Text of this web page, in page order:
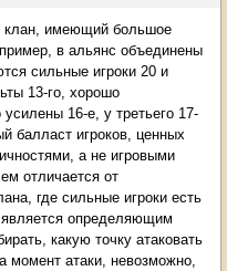
клан, имеющий большое
в альянс объединены
сильные игроки 20 и
13-го, хорошо
16-е, у третьего 17-
балласт игроков, ценных
а не игровыми
отличается от
где сильные игроки есть
является определяющим
какую точку атаковать
момент атаки, невозможно,